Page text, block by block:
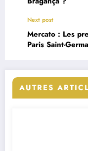
Next post
Mercato : Les
Paris Saint-
AUTRES